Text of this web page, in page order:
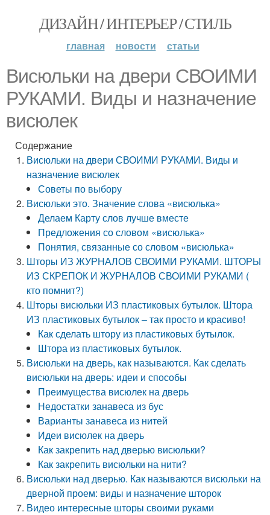
ДИЗАЙН / ИНТЕРЬЕР / СТИЛЬ
главная новости статьи
Висюльки на двери СВОИМИ
РУКАМИ. Виды и назначение
висюлек
Содержание
Висюльки на двери СВОИМИ РУКАМИ. Виды и
назначение висюлек
Советы по выбору
Висюльки это. Значение слова «висюлька»
Делаем Карту слов лучше вместе
Предложения со словом «висюлька»
Понятия, связанные со словом «висюлька»
Шторы ИЗ ЖУРНАЛОВ СВОИМИ РУКАМИ. ШТОРЫ
ИЗ СКРЕПОК И ЖУРНАЛОВ СВОИМИ РУКАМИ (
кто помнит?)
Шторы висюльки ИЗ пластиковых бутылок. Штора
ИЗ пластиковых бутылок – так просто и красиво!
Как сделать штору из пластиковых бутылок.
Штора из пластиковых бутылок.
Висюльки на дверь, как называются. Как сделать
висюльки на дверь: идеи и способы
Преимущества висюлек на дверь
Недостатки занавеса из бус
Варианты занавеса из нитей
Идеи висюлек на дверь
Как закрепить над дверью висюльки?
Как закрепить висюльки на нити?
Висюльки над дверью. Как называются висюльки на
дверной проем: виды и назначение шторок
Видео интересные шторы своими руками